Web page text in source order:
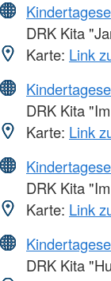
DRK Kita
Karte: Link
DRK Kita
Karte: Link
DRK Kita
Karte: Link
DRK Kita